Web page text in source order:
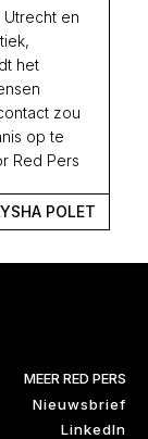
Utrecht en
het
zou
op te
Red Pers
POLET
MEER RED PERS
Nieuwsbrief
LinkedIn